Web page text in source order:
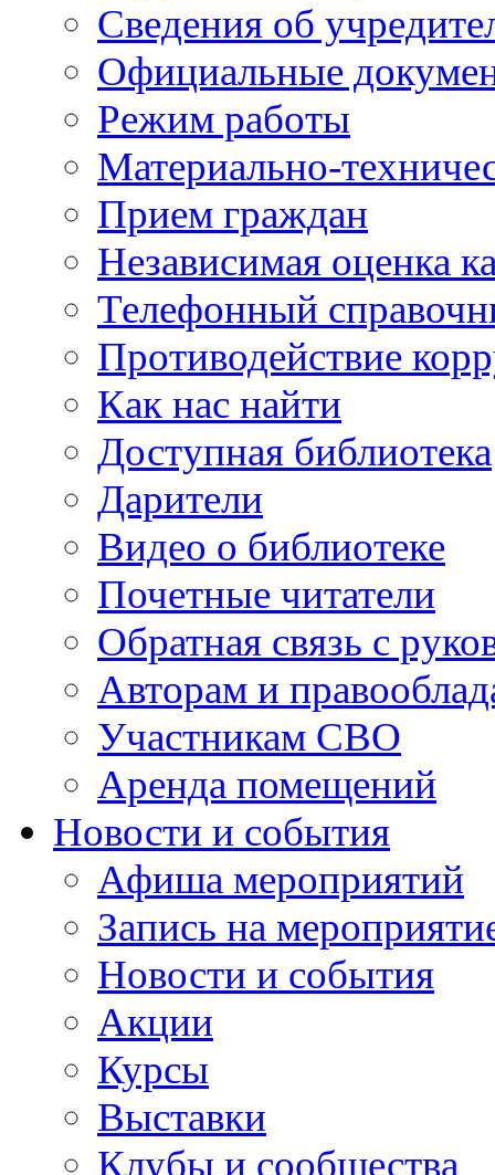
Сведения об
Официальные
Режим работы
Материально-
Прием граждан
Независимая оценка
Телефонный
Противодействие
Как нас найти
Доступная библиотека
Дарители
Видео о библиотеке
Почетные читатели
Обратная связь с
Авторам и
Участникам СВО
Аренда помещений
Новости и события
Афиша мероприятий
Запись на
Новости и события
Акции
Курсы
Выставки
Клубы и сообщества